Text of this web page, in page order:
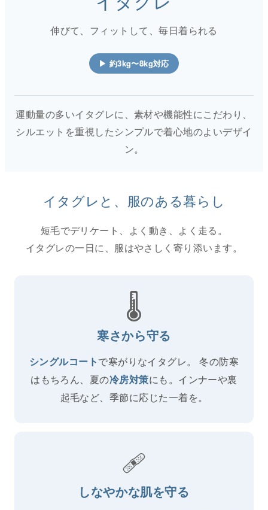
伸びて、フィットして、毎日着られる
▶ 約3kg〜8kg対応
運動量の多いイタグレに、素材や機能性にこだわり、
シルエットを重視したシンプルで着心地のよいデザイ
ン。
イタグレと、服のある暮らし
短毛でデリケート、よく動き、よく走る。
イタグレの一日に、服はやさしく寄り添います。
🌡️
寒さから守る
シングルコートで寒がりなイタグレ。 冬の防寒
はもちろん、夏の冷房対策にも。インナーや裏
起毛など、季節に応じた一着を。
🩹
しなやかな肌を守る